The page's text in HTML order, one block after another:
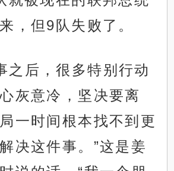
，但9队失败了。
之后，很多特别行动
灰意冷，坚决要离
一时间根本找不到更
决这件事。”这是姜